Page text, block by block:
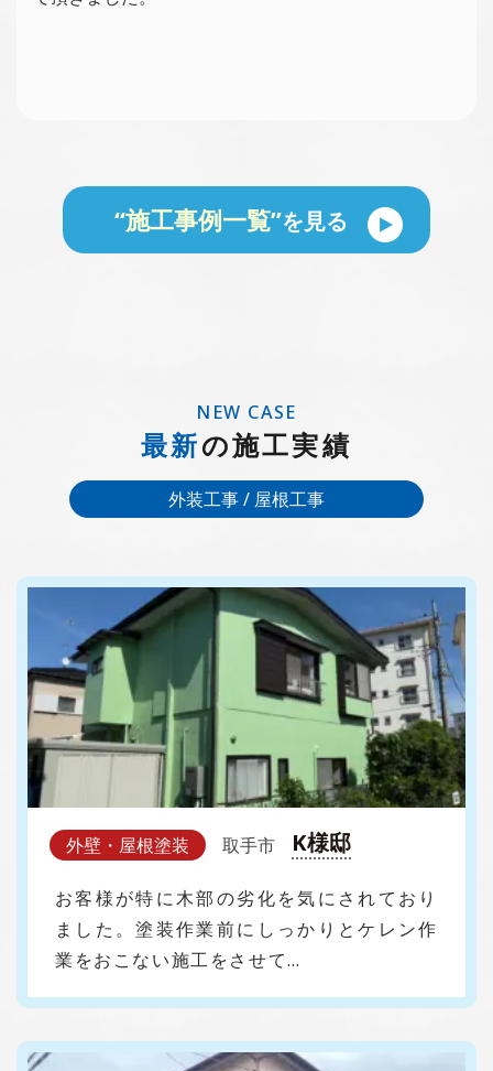
“施工事例一覧”を見る
NEW CASE
最新の施工実績
外装工事 / 屋根工事
外壁・屋根塗装 取手市 K様邸
お客様が特に木部の劣化を気にされており
ました。塗装作業前にしっかりとケレン作
業をおこない施工をさせて…